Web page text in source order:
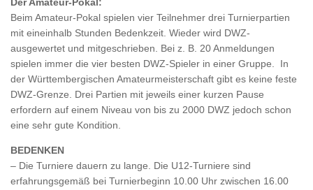
Beim Amateur-Pokal spielen vier Teilnehmer drei Turnierpartien
mit eineinhalb Stunden Bedenkzeit. Wieder wird DWZ-
ausgewertet und mitgeschrieben. Bei z. B. 20 Anmeldungen
spielen immer die vier besten DWZ-Spieler in einer Gruppe. In
der Württembergischen Amateurmeisterschaft gibt es keine feste
DWZ-Grenze. Drei Partien mit jeweils einer kurzen Pause
erfordern auf einem Niveau von bis zu 2000 DWZ jedoch schon
eine sehr gute Kondition.
BEDENKEN
– Die Turniere dauern zu lange. Die U12-Turniere sind
erfahrungsgemäß bei Turnierbeginn 10.00 Uhr zwischen 16.00